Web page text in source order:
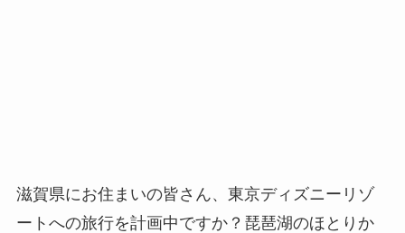
滋賀県にお住まいの皆さん、東京ディズニーリゾ
ートへの旅行を計画中ですか？琵琶湖のほとりか